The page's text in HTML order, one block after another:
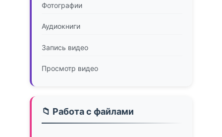
Фотографии
Аудиокниги
Запись видео
Просмотр видео
📁 Работа с файлами